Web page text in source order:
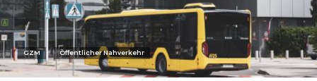
GZM Öffentlicher Nahverkehr